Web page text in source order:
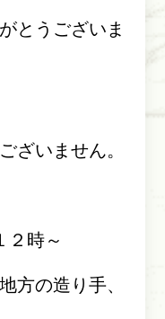
とうございま
ざいません。
２時～
方の造り手、